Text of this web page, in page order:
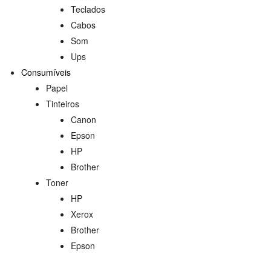
Teclados
Cabos
Som
Ups
Consumíveis
Papel
Tinteiros
Canon
Epson
HP
Brother
Toner
HP
Xerox
Brother
Epson